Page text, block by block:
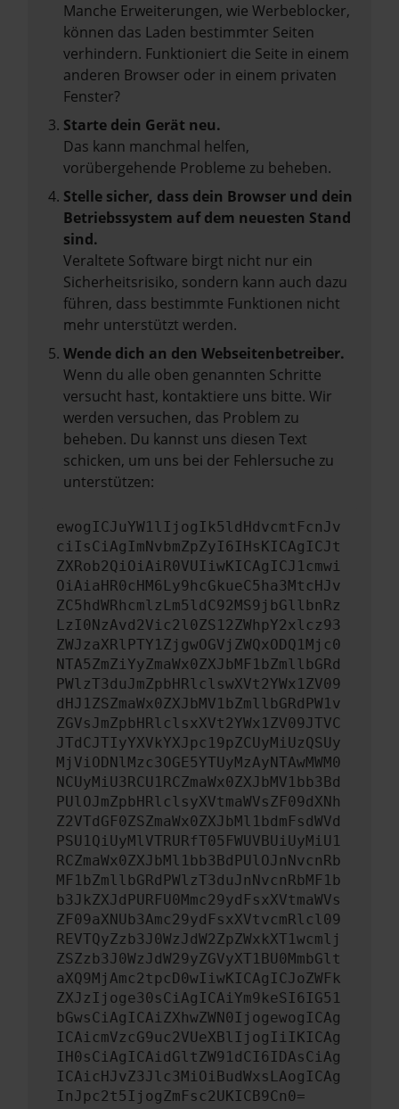
Manche Erweiterungen, wie Werbeblocker,
können das Laden bestimmter Seiten
verhindern. Funktioniert die Seite in einem
anderen Browser oder in einem privaten
Fenster?
Starte dein Gerät neu.
Das kann manchmal helfen,
vorübergehende Probleme zu beheben.
Stelle sicher, dass dein Browser und dein
Betriebssystem auf dem neuesten Stand
sind.
Veraltete Software birgt nicht nur ein
Sicherheitsrisiko, sondern kann auch dazu
führen, dass bestimmte Funktionen nicht
mehr unterstützt werden.
Wende dich an den Webseitenbetreiber.
Wenn du alle oben genannten Schritte
versucht hast, kontaktiere uns bitte. Wir
werden versuchen, das Problem zu
beheben. Du kannst uns diesen Text
schicken, um uns bei der Fehlersuche zu
unterstützen:
ewogICJuYW1lIjogIk5ldHdvcmtFcnJv
ciIsCiAgImNvbmZpZyI6IHsKICAgICJt
ZXRob2QiOiAiR0VUIiwKICAgICJ1cmwi
OiAiaHR0cHM6Ly9hcGkueC5ha3MtcHJv
ZC5hdWRhcmlzLm5ldC92MS9jbGllbnRz
LzI0NzAvd2Vic2l0ZS12ZWhpY2xlcz93
ZWJzaXRlPTY1ZjgwOGVjZWQxODQ1Mjc0
NTA5ZmZiYyZmaWx0ZXJbMF1bZmllbGRd
PWlzT3duJmZpbHRlclswXVt2YWx1ZV09
dHJ1ZSZmaWx0ZXJbMV1bZmllbGRdPW1v
ZGVsJmZpbHRlclsxXVt2YWx1ZV09JTVC
JTdCJTIyYXVkYXJpc19pZCUyMiUzQSUy
MjViODNlMzc3OGE5YTUyMzAyNTAwMWM0
NCUyMiU3RCU1RCZmaWx0ZXJbMV1bb3Bd
PUlOJmZpbHRlclsyXVtmaWVsZF09dXNh
Z2VTdGF0ZSZmaWx0ZXJbMl1bdmFsdWVd
PSU1QiUyMlVTRURfT05FWUVBUiUyMiU1
RCZmaWx0ZXJbMl1bb3BdPUlOJnNvcnRb
MF1bZmllbGRdPWlzT3duJnNvcnRbMF1b
b3JkZXJdPURFU0Mmc29ydFsxXVtmaWVs
ZF09aXNUb3Amc29ydFsxXVtvcmRlcl09
REVTQyZzb3J0WzJdW2ZpZWxkXT1wcmlj
ZSZzb3J0WzJdW29yZGVyXT1BU0MmbGlt
aXQ9MjAmc2tpcD0wIiwKICAgICJoZWFk
ZXJzIjoge30sCiAgICAiYm9keSI6IG51
bGwsCiAgICAiZXhwZWN0IjogewogICAg
ICAicmVzcG9uc2VUeXBlIjogIiIKICAg
IH0sCiAgICAidGltZW91dCI6IDAsCiAg
ICAicHJvZ3Jlc3MiOiBudWxsLAogICAg
InJpc2t5IjogZmFsc2UKICB9Cn0=